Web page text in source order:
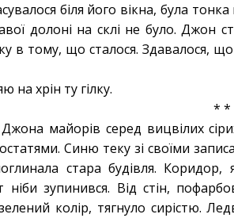
біля його вікна, була
долоні на склі не було. Джон
в тому, що сталося. Здавалося,
на хрін ту гілку.
* *
майорів серед вицвілих
Синю теку зі своїми
стара будівля.
ніби зупинився. Від стін,
колір, тягнуло сирістю.